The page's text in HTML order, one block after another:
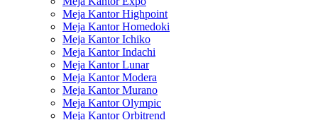
Meja Kantor Highpoint
Meja Kantor Homedoki
Meja Kantor Ichiko
Meja Kantor Indachi
Meja Kantor Lunar
Meja Kantor Modera
Meja Kantor Murano
Meja Kantor Olympic
Meja Kantor Orbitrend